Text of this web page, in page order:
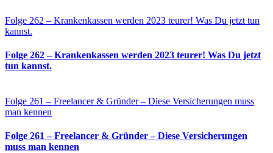
Folge 262 – Krankenkassen werden 2023 teurer! Was Du jetzt tun
kannst.
Folge 262 – Krankenkassen werden 2023 teurer! Was Du jetzt
tun kannst.
Folge 261 – Freelancer & Gründer – Diese Versicherungen muss
man kennen
Folge 261 – Freelancer & Gründer – Diese Versicherungen
muss man kennen